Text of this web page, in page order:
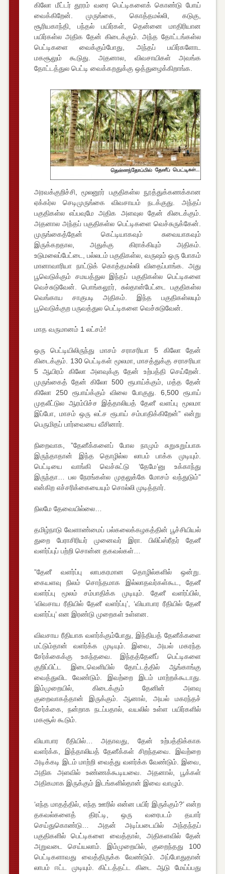
கிலோ மீட்டர் தூரம் வரை பெட்டிகளைக் கொண்டு போய்
வைக்கிறேன். முருங்கை, கொத்தமல்லி, கடுகு,
சூரியகாந்தி, பந்தல் பயிர்கள், தென்னை மாதிரியான
பயிர்கள்ல அதிக தேன் கிடைக்கும். அந்த தோட்டங்கள்ல
பெட்டிகளை வைக்கும்போது, அந்தப் பயிர்களோட
மகசூலும் கூடுது. அதனால, விவசாயிகள் அவங்க
தோட்டத்துல பெட்டி வைக்கறதுக்கு ஒத்துழைக்கிறாங்க.
அரவக்குறிச்சி, மூலனூர் பகுதிகள்ல நூத்துக்கணக்கான
ஏக்கர்ல செடிமுருங்கை விவசாயம் நடக்குது. அந்தப்
பகுதிகள்ல எப்பவுமே அதிக அளவுல தேன் கிடைக்கும்.
அதனால அந்தப் பகுதிகள்ல பெட்டிகளை வெச்சுருக்கேன்.
முருங்கைத்தேன் கெட்டியாகவும் சுவையாகவும்
இருக்கறதால, அதுக்கு கிராக்கியும் அதிகம்.
உடுமலைப்பேட்டை, பல்லடம் பகுதிகள்ல, வருஷம் ஒரு போகம்
மானாவாரியா நாட்டுக் கொத்தமல்லி விதைப்பாங்க. அது
பூவெடுக்கும் சமயத்துல இந்தப் பகுதிகள்ல பெட்டிகளை
வெச்சுடுவேன். பொங்கலூர், சுல்தான்பேட்டை பகுதிகள்ல
வெங்காய சாகுபடி அதிகம். இந்த பகுதிகள்லயும்
பூவெடுக்குற பருவத்துல பெட்டிகளை வெச்சுடுவேன்.
மாத வருமானம் 1 லட்சம்!
ஒரு பெட்டியிலிருந்து மாசம் சராசரியா 5 கிலோ தேன்
கிடைக்கும். 130 பெட்டிகள் மூலமா, மாசத்துக்கு சராசரியா
5 ஆயிரம் கிலோ அளவுக்கு தேன் உற்பத்தி செய்றேன்.
முருங்கைத் தேன் கிலோ 500 ரூபாய்க்கும், மத்த தேன்
கிலோ 250 ரூபாய்க்கும் விலை போகுது. 6,500 ரூபாய்
முதலீட்டுல ஆரம்பிச்ச இத்தாலியத் தேனீ வளப்பு மூலமா
இப்போ, மாசம் ஒரு லட்ச ரூபாய் சம்பாதிக்கிறேன்” என்று
பெருமிதப் பார்வையை வீசினார்.
நிறைவாக, ”தேனீக்களைப் போல நாமும் சுறுசுறுப்பாக
இருந்தாதான் இந்த தொழில்ல லாபம் பாக்க முடியும்.
பெட்டியை வாங்கி வெச்சுட்டு ‘தேமே’னு உக்காந்து
இருந்தா… பல நேரங்கள்ல முதலுக்கே மோசம் வந்துடும்”
என்கிற எச்சரிக்கையையும் சொல்லி முடித்தார்.
நிலமே தேவையில்லை…
தமிழ்நாடு வேளாண்மைப் பல்கலைக்கழகத்தின் பூச்சியியல்
துறை பேராசிரியர் முனைவர் இரா. பிலிப்ஸ்ரீதர் தேனீ
வளர்ப்புப் பற்றி சொன்ன தகவல்கள்…
”தேனீ வளர்ப்பு லாபகரமான தொழில்களில் ஒன்று.
கையளவு நிலம் சொந்தமாக இல்லாதவர்கள்கூட, தேனீ
வளர்ப்பு மூலம் சம்பாதிக்க முடியும். தேனீ வளர்ப்பில்,
‘விவசாய ரீதியில் தேனீ வளர்ப்பு’, ‘வியாபார ரீதியில் தேனீ
வளர்ப்பு’ என இரண்டு முறைகள் உள்ளன.
விவசாய ரீதியாக வளர்க்கும்போது, இந்தியத் தேனீக்களை
மட்டும்தான் வளர்க்க முடியும். இவை, அயல் மகரந்த
சேர்க்கைக்கு உகந்தவை. இந்தத்தேனீப் பெட்டிகளை
குறிப்பிட்ட இடைவெளியில் தோட்டத்தில் ஆங்காங்கு
வைத்துவிட வேண்டும். இவற்றை இடம் மாற்றக்கூடாது.
இம்முறையில், கிடைக்கும் தேனின் அளவு
குறைவாகத்தான் இருக்கும். ஆனால், அயல் மகரந்தச்
சேர்க்கை, நன்றாக நடப்பதால், வயலில் உள்ள பயிர்களில்
மகசூல் கூடும்.
வியாபார ரீதியில்… அதாவது, தேன் உற்பத்திக்காக
வளர்க்க, இத்தாலியத் தேனீக்கள் சிறந்தவை. இவற்றை
அடிக்கடி இடம் மாற்றி வைத்து வளர்க்க வேண்டும். இவை,
அதிக அளவில் உண்ணக்கூடியவை. அதனால், பூக்கள்
அதிகமாக இருக்கும் இடங்களில்தான் இவை வாழும்.
‘எந்த மாதத்தில், எந்த ஊரில் என்ன பயிர் இருக்கும்?’ என்ற
தகவல்களைத் திரட்டி, ஒரு வரைபடம் தயார்
செய்துகொண்டு… அதன் அடிப்படையில் அந்தந்தப்
பகுதிகளில் பெட்டிகளை வைத்தால், அதிகளவில் தேன்
அறுவடை செய்யலாம். இம்முறையில், குறைந்தது 100
பெட்டிகளாவது வைத்திருக்க வேண்டும். அப்போதுதான்
லாபம் ஈட்ட முடியும். கிட்டத்தட்ட கிடை ஆடு மேய்ப்பது